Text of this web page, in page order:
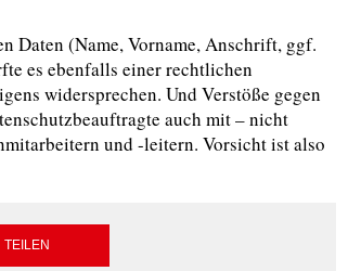
Daten (Name, Vorname, Anschrift, ggf.
es ebenfalls einer rechtlichen
widersprechen. Und Verstöße gegen
auch mit – nicht
und -leitern. Vorsicht ist also
TEILEN